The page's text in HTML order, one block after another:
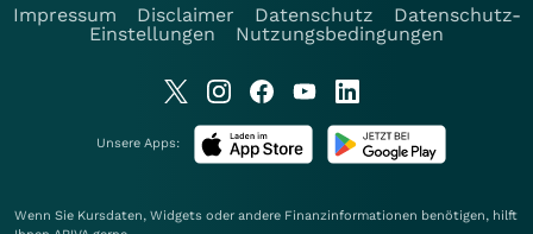
Impressum
Disclaimer Datenschutz
Datenschutz-
Einstellungen
Nutzungsbedingungen
Unsere Apps:
Wenn Sie Kursdaten, Widgets oder andere Finanzinformationen benötigen, hilft